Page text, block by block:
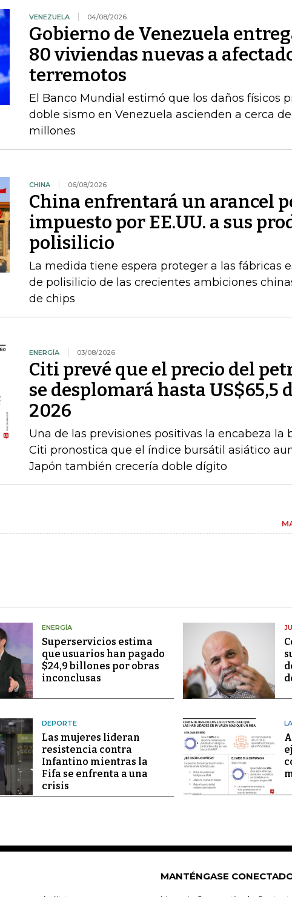
VENEZUELA 04/08/2026
Gobierno de Venezuela
80 viviendas nuevas a
terremotos
El Banco Mundial estimó que los daños físicos
doble sismo en Venezuela ascienden a cerca de
millones
CHINA 06/08/2026
China enfrentará un arancel
impuesto por EE.UU. a sus
polisilicio
La medida tiene espera proteger a las fábricas
de polisilicio de las crecientes ambiciones
de chips
ENERGÍA 03/08/2026
Citi prevé que el precio del
se desplomará hasta US$65,5
2026
Una de las previsiones positivas la encabeza la
Citi pronostica que el índice bursátil asiático
Japón también crecería doble dígito
ENERGÍA
Superservicios estima
que usuarios han pagado
$24,9 billones por obras
inconclusas
DEPORTE
Las mujeres lideran
resistencia contra
Infantino mientras la
Fifa se enfrenta a una
crisis
MANTÉNGASE